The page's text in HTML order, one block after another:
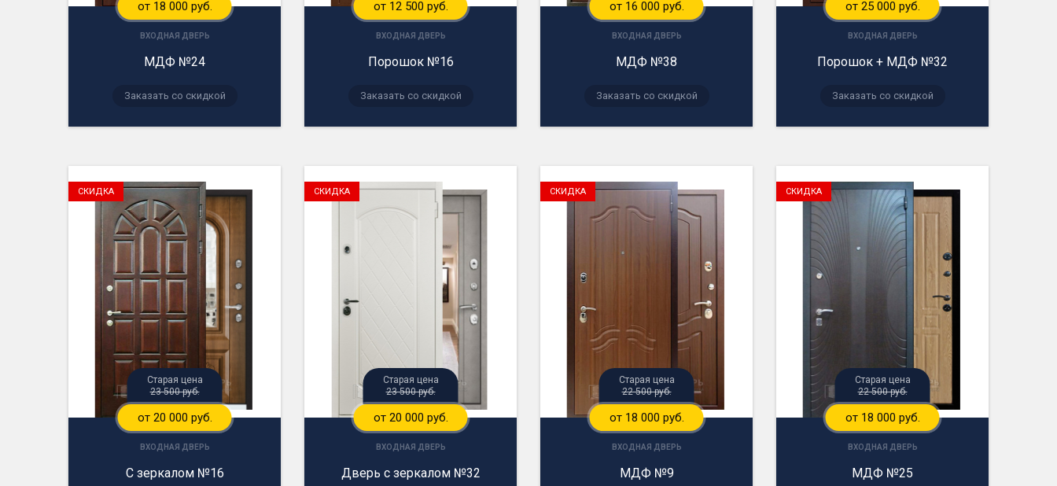
от 18 000 руб.
ВХОДНАЯ ДВЕРЬ
МДФ №24
Заказать со скидкой
от 12 500 руб.
ВХОДНАЯ ДВЕРЬ
Порошок №16
Заказать со скидкой
от 16 000 руб.
ВХОДНАЯ ДВЕРЬ
МДФ №38
Заказать со скидкой
от 25 000 руб.
ВХОДНАЯ ДВЕРЬ
Порошок + МДФ №32
Заказать со скидкой
СКИДКА
Старая цена
23 500 руб.
от 20 000 руб.
ВХОДНАЯ ДВЕРЬ
С зеркалом №16
СКИДКА
Старая цена
23 500 руб.
от 20 000 руб.
ВХОДНАЯ ДВЕРЬ
Дверь с зеркалом №32
СКИДКА
Старая цена
22 500 руб.
от 18 000 руб.
ВХОДНАЯ ДВЕРЬ
МДФ №9
СКИДКА
Старая цена
22 500 руб.
от 18 000 руб.
ВХОДНАЯ ДВЕРЬ
МДФ №25